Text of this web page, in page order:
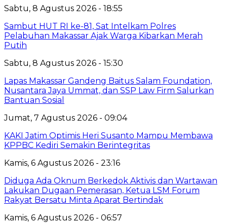
Sabtu, 8 Agustus 2026 - 18:55
Sambut HUT RI ke-81, Sat Intelkam Polres
Pelabuhan Makassar Ajak Warga Kibarkan Merah
Putih
Sabtu, 8 Agustus 2026 - 15:30
Lapas Makassar Gandeng Baitus Salam Foundation,
Nusantara Jaya Ummat, dan SSP Law Firm Salurkan
Bantuan Sosial
Jumat, 7 Agustus 2026 - 09:04
KAKI Jatim Optimis Heri Susanto Mampu Membawa
KPPBC Kediri Semakin Berintegritas
Kamis, 6 Agustus 2026 - 23:16
Diduga Ada Oknum Berkedok Aktivis dan Wartawan
Lakukan Dugaan Pemerasan, Ketua LSM Forum
Rakyat Bersatu Minta Aparat Bertindak
Kamis, 6 Agustus 2026 - 06:57